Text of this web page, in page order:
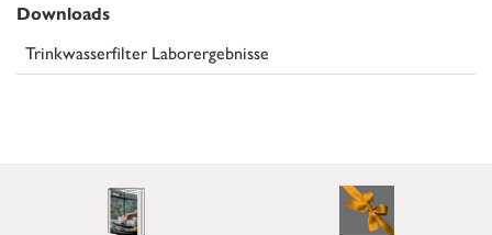
Downloads
Trinkwasserfilter Laborergebnisse